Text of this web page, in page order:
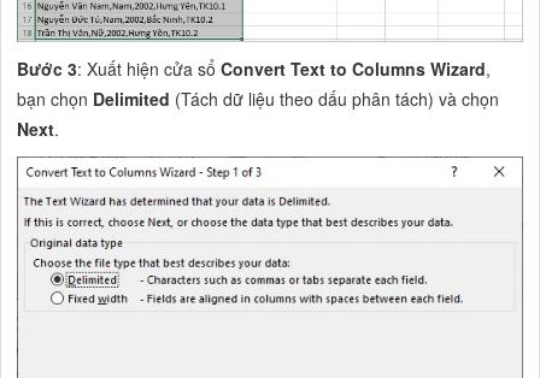
Bước 3: Xuất hiện cửa sổConvert Text to Columns Wizard,
bạn chọn Delimited (Tách dữ liệu theo dấu phân tách) và chọn
Next.